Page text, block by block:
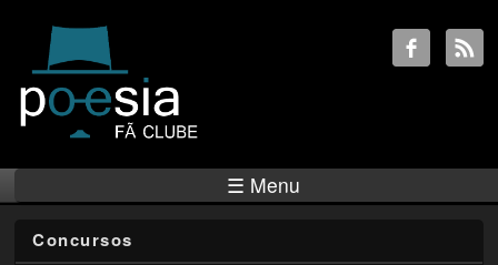
☰ Menu
Concursos